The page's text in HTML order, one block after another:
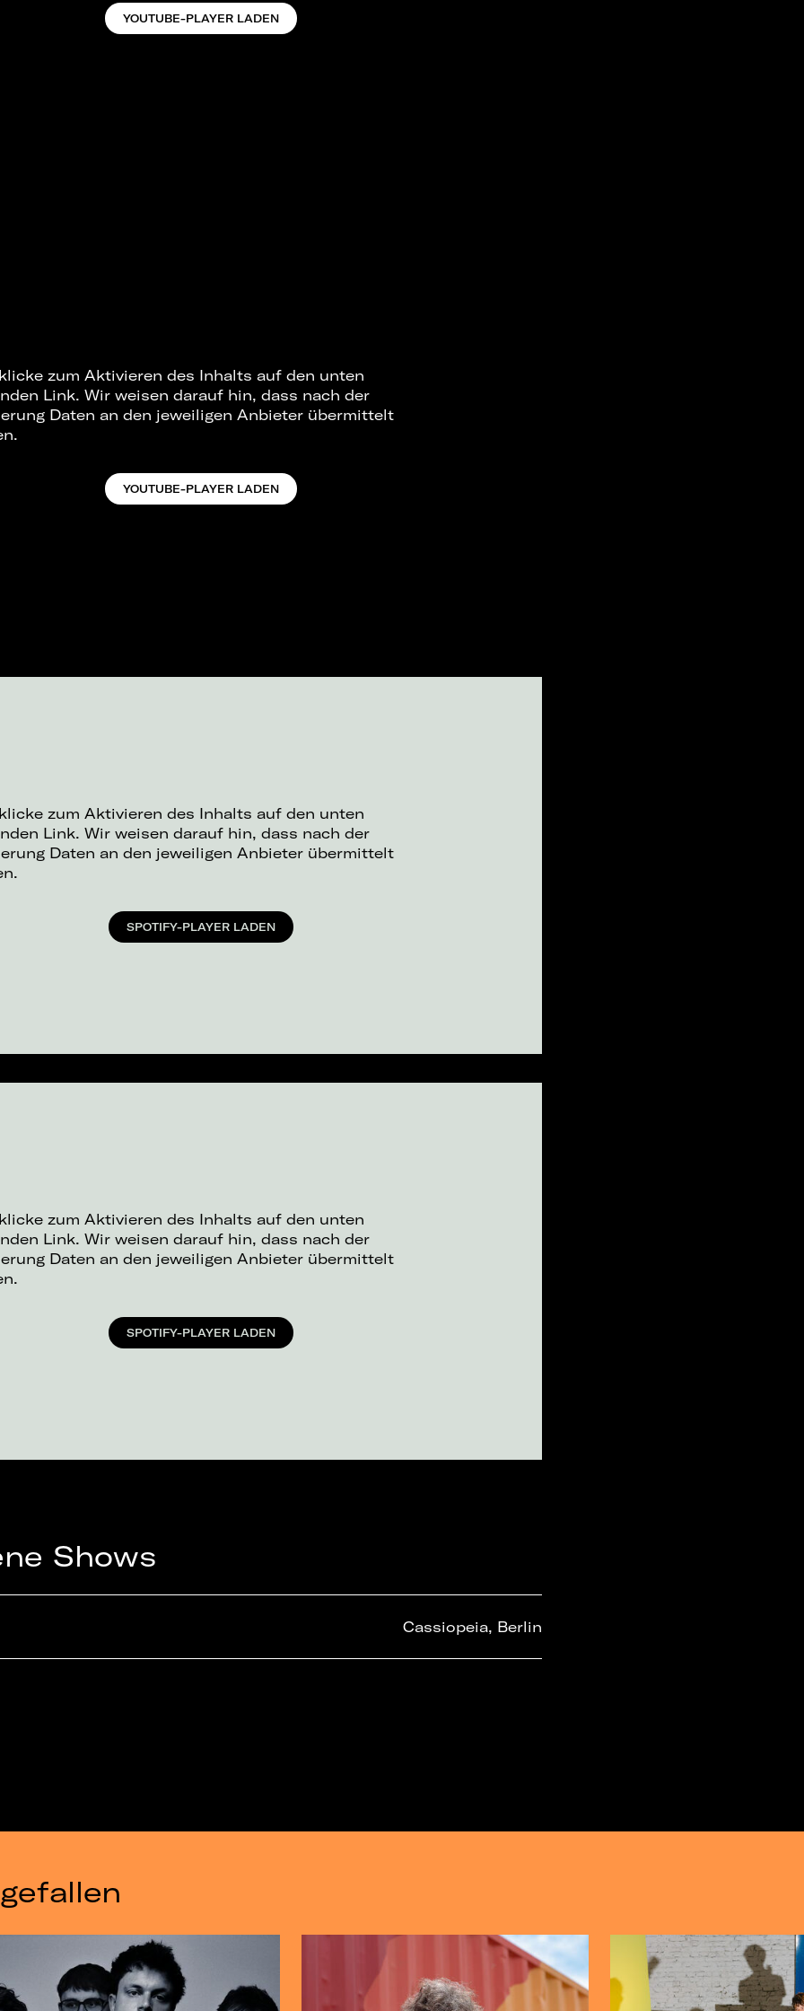
YOUTUBE-PLAYER LADEN
zum Aktivieren des Inhalts auf den unten
Link. Wir weisen darauf hin, dass nach der
Daten an den jeweiligen Anbieter übermittelt
YOUTUBE-PLAYER LADEN
zum Aktivieren des Inhalts auf den unten
Link. Wir weisen darauf hin, dass nach der
Daten an den jeweiligen Anbieter übermittelt
SPOTIFY-PLAYER LADEN
zum Aktivieren des Inhalts auf den unten
Link. Wir weisen darauf hin, dass nach der
Daten an den jeweiligen Anbieter übermittelt
SPOTIFY-PLAYER LADEN
Shows
Cassiopeia, Berlin